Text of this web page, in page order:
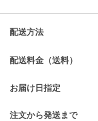
配送方法
配送料金（送料）
お届け日指定
注文から発送まで